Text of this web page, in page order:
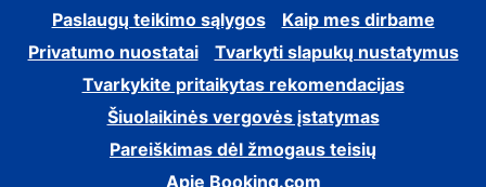
Paslaugų teikimo sąlygos
Kaip mes dirbame
Privatumo nuostatai
Tvarkyti slapukų nustatymus
Tvarkykite pritaikytas rekomendacijas
Šiuolaikinės vergovės įstatymas
Pareiškimas dėl žmogaus teisių
Apie Booking.com